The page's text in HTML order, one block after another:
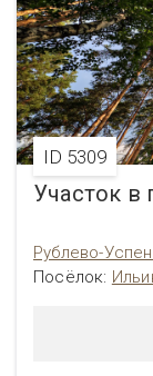
ID 5309
Участок в
Рублево-
Посёлок: